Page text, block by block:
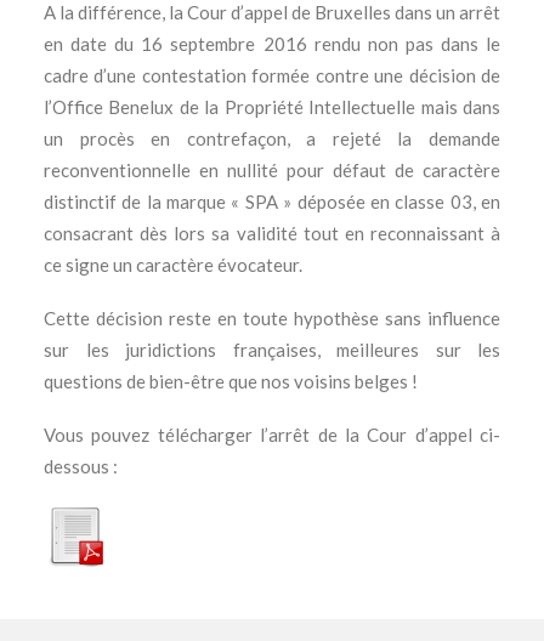
A la différence, la Cour d’appel de Bruxelles dans un arrêt
en date du 16 septembre 2016 rendu non pas dans le
cadre d’une contestation formée contre une décision de
l’Office Benelux de la Propriété Intellectuelle mais dans
un procès en contrefaçon, a rejeté la demande
reconventionnelle en nullité pour défaut de caractère
distinctif de la marque « SPA » déposée en classe 03, en
consacrant dès lors sa validité tout en reconnaissant à
ce signe un caractère évocateur.
Cette décision reste en toute hypothèse sans influence
sur les juridictions françaises, meilleures sur les
questions de bien-être que nos voisins belges !
Vous pouvez télécharger l’arrêt de la Cour d’appel ci-
dessous :